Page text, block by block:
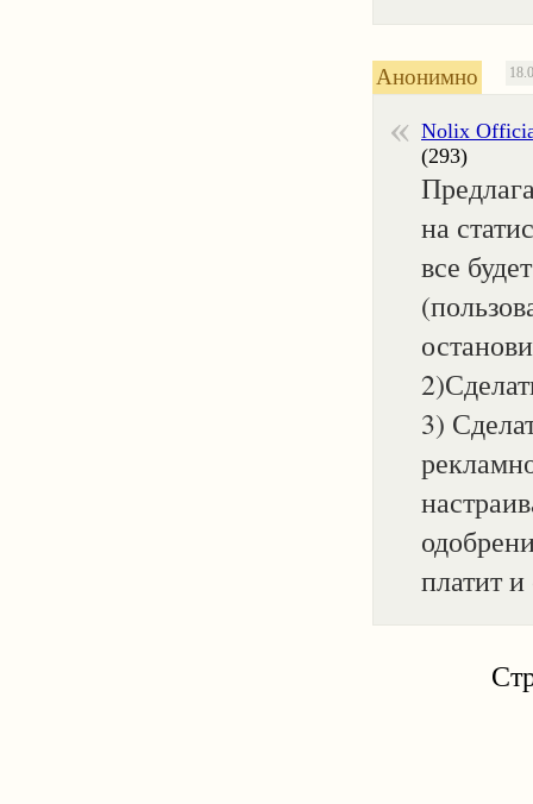
Анонимно
Nolix
(293)
на
все
3)
платит